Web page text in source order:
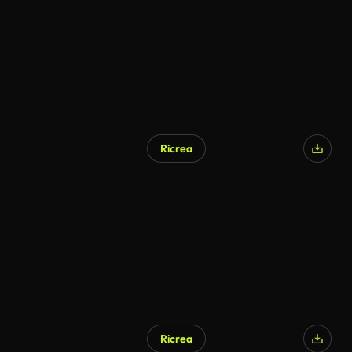
Ricrea
Ricrea